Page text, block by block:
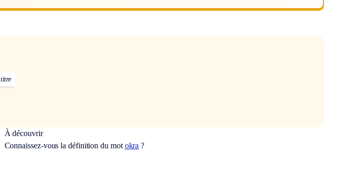
titre
À découvrir
Connaissez-vous la définition du mot okra ?